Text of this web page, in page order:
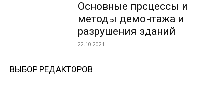
Основные процессы и
методы демонтажа и
разрушения зданий
22.10.2021
ВЫБОР РЕДАКТОРОВ